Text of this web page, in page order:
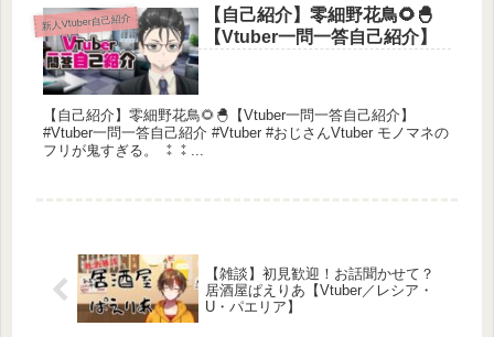
新人Vtuber自己紹介
【自己紹介】零細野花鳥🌻🐣
【Vtuber一問一答自己紹介】
【自己紹介】零細野花鳥🌻🐣【Vtuber一問一答自己紹介】
#Vtuber一問一答自己紹介 #Vtuber #おじさんVtuber モノマネの
フリが鬼すぎる。 ⁑⁑...
【雑談】初見歓迎！お話聞かせて？
居酒屋ぱえりあ【Vtuber／レシア・
U・パエリア】